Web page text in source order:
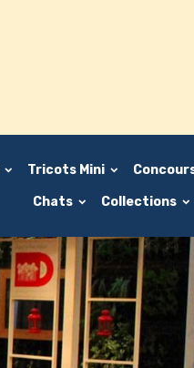
Tricots Mini
Chats Collections